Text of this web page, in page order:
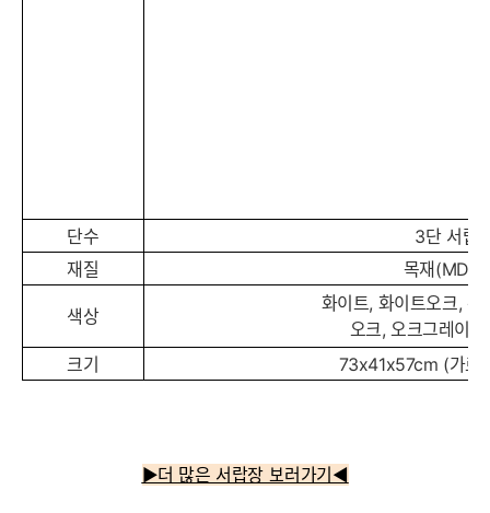
단수
3단 서랍
재질
목재(MDF
색상
화이트, 화이트오크, 워
오크, 오크그레이,
크기
73x41x57cm (가로
▶더 많은 서랍장 보러가기◀